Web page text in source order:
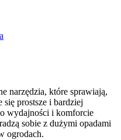
narzędzia, które sprawiają,
prostsze i bardziej
wydajności i komforcie
sobie z dużymi opadami
ogrodach.